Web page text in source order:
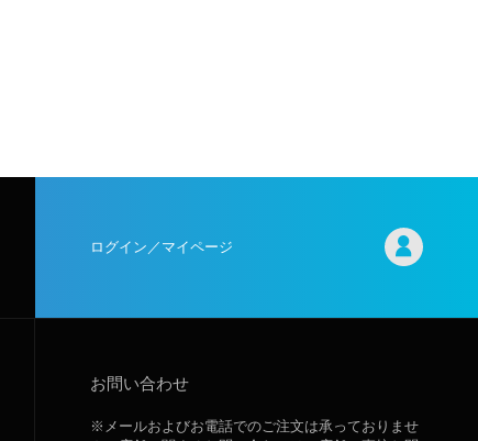
ログイン／マイページ
お問い合わせ
※メールおよびお電話でのご注文は承っておりませ